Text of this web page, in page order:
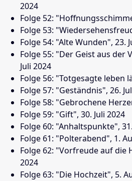
2024
Folge 52:
Folge 53:
Folge 54: "Alte Wunden", 23.
Folge 55: "Der Geist aus der
Juli 2024
Folge 56: "Totgesagte leben
Folge 57: "Geständnis", 26.
Folge 58: "Gebrochene
Folge 59: "Gift", 30. Juli 2024
Folge 60: "Anhaltspunkte",
Folge 61: "Polterabend", 1.
Folge 62: "Vorfreude auf die
2024
Folge 63: "Die Hochzeit", 5.